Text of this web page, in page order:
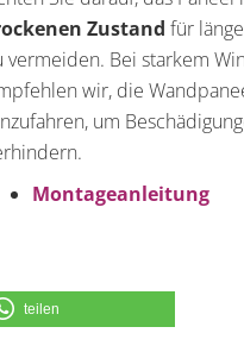
Zustand für
vermeiden. Bei starkem
wir, die
um
Montageanleitung
teilen